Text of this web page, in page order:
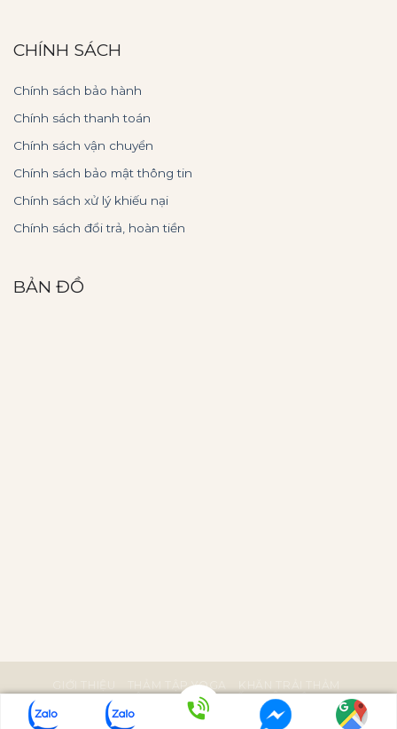
CHÍNH SÁCH
Chính sách bảo hành
Chính sách thanh toán
Chính sách vận chuyển
Chính sách bảo mật thông tin
Chính sách xử lý khiếu nại
Chính sách đổi trả, hoàn tiền
BẢN ĐỒ
THẢM TẬP YOGA
KHĂN TRẢI THẢM
PHỤ KIỆN YOGA
BÀI VIẾT LIÊN HỆ
Bản quyền bởi Manduka Việt Nam